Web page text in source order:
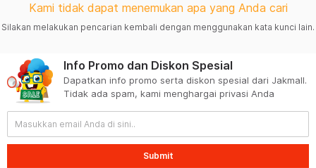
Kami tidak dapat menemukan apa yang Anda cari
Silakan melakukan pencarian kembali dengan menggunakan kata kunci lain.
Info Promo dan Diskon Spesial
Dapatkan info promo serta diskon spesial dari Jakmall.
Tidak ada spam, kami menghargai privasi Anda
Submit